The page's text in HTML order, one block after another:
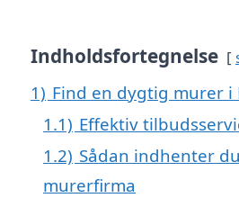
Indholdsfortegnelse
1) Find en dygtig murer i
1.1) Effektiv
1.2) Sådan indhenter
murerfirma